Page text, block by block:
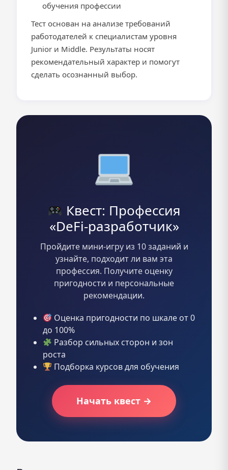
обучения профессии
Тест основан на анализе требований
работодателей к специалистам уровня
Junior и Middle. Результаты носят
рекомендательный характер и помогут
сделать осознанный выбор.
Квест: Профессия
«DeFi-разработчик»
Пройдите мини-игру из 10 заданий и
узнайте, подходит ли вам эта
профессия. Получите оценку
пригодности и персональные
рекомендации.
Оценка пригодности по шкале от 0
до 100%
Разбор сильных сторон и зон
роста
Подборка курсов для обучения
Начать квест →